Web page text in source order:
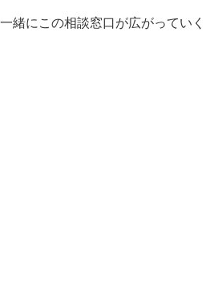
緒にこの相談窓口が広がっていく